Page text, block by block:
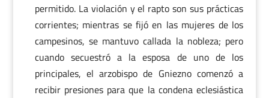
permitido. La violación y el rapto son sus prácticas
corrientes; mientras se fijó en las mujeres de los
campesinos, se mantuvo callada la nobleza; pero
cuando secuestró a la esposa de uno de los
principales, el arzobispo de Gniezno comenzó a
recibir presiones para que la condena eclesiástica